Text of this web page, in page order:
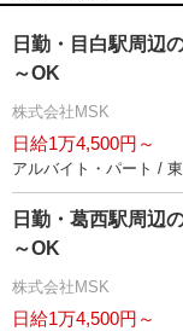
日勤・目白駅周辺
～OK
株式会社MSK
日給1万4,500円～
アルバイト・パート /
日勤・葛西駅周辺
～OK
株式会社MSK
日給1万4,500円～